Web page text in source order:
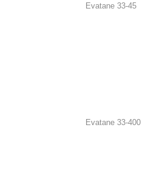
Evatane 33-45
Evatane 33-400